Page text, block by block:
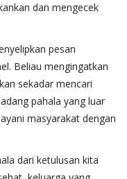
dan mengecek
pesan
Beliau mengingatkan
sekadar mencari
pahala yang luar
masyarakat dengan
dari ketulusan kita